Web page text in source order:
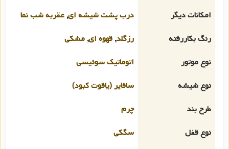
امکانات دیگر
درب پشت شیشه ای, عقربه شب نما
رنگ بکاررفته
رزگلد, قهوه ای, مشکی
نوع موتور
اتوماتیک سوئیسی
نوع شیشه
سافایر (یاقوت کبود)
طرح بند
چرم
نوع قفل
سگکی